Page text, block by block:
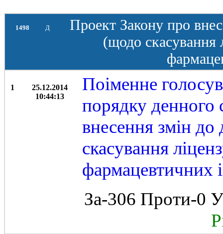
1498 Д
Проект Закону про
(щодо скасування
1
25.12.2014
10:44:13
Поіменне
порядку денного
внесення змін до
скасування
фармацевтичних
За-306 Проти-0